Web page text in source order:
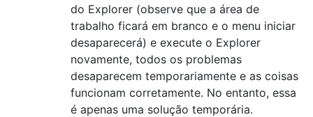
do Explorer (observe que a área de
trabalho ficará em branco e o menu iniciar
desaparecerá) e execute o Explorer
novamente, todos os problemas
desaparecem temporariamente e as coisas
funcionam corretamente. No entanto, essa
é apenas uma solução temporária.